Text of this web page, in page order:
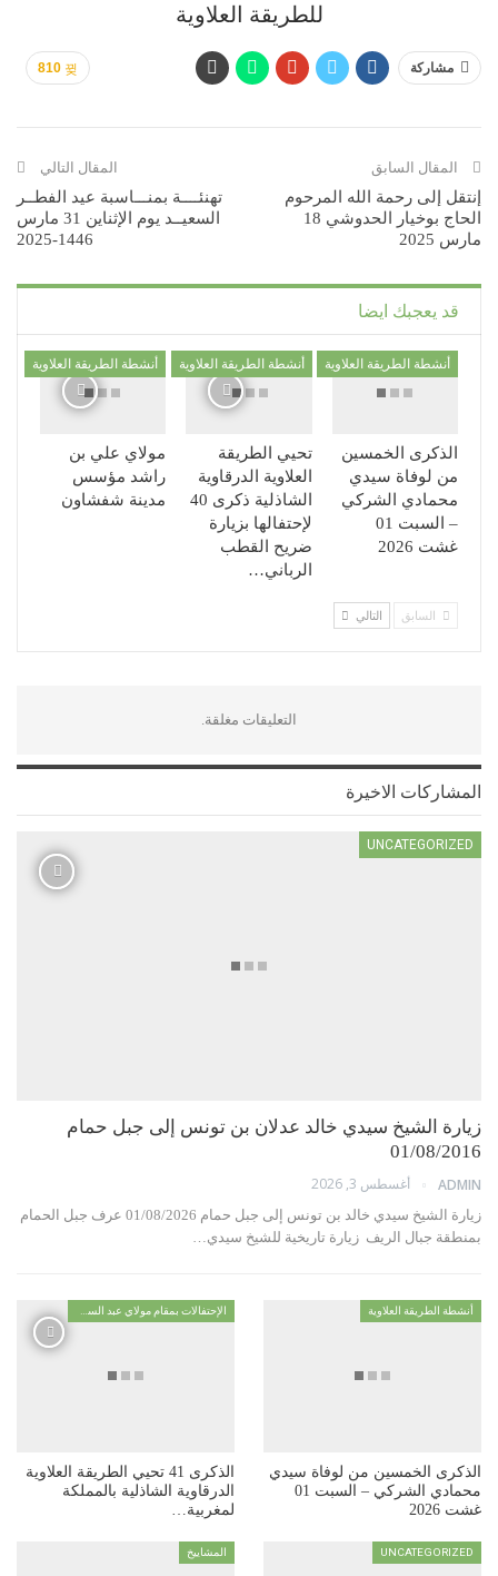
للطريقة العلاوية
810 مشاركة
المقال السابق
إنتقل إلى رحمة الله المرحوم
الحاج بوخيار الحدوشي 18
مارس 2025
المقال التالي
تهنئــــة بمنـــاسبة عيد الفطــر
السعيــد يوم الإثناين 31 مارس
1446-2025
قد يعجبك ايضا
أنشطة الطريقة العلاوية
الذكرى الخمسين
من لوفاة سيدي
محمادي الشركي
– السبت 01
غشت 2026
أنشطة الطريقة العلاوية
تحيي الطريقة
العلاوية الدرقاوية
الشاذلية ذكرى 40
لإحتفالها بزيارة
ضريح القطب
الرباني…
أنشطة الطريقة العلاوية
مولاي علي بن
راشد مؤسس
مدينة شفشاون
السابق التالي
التعليقات مغلقة.
المشاركات الاخيرة
UNCATEGORIZED
زيارة الشيخ سيدي خالد عدلان بن تونس إلى جبل حمام
01/08/2016
ADMIN أغسطس 3, 2026
زيارة الشيخ سيدي خالد بن تونس إلى جبل حمام 01/08/2026 عرف جبل الحمام
بمنطقة جبال الريف زيارة تاريخية للشيخ سيدي…
أنشطة الطريقة العلاوية
الذكرى الخمسين من لوفاة سيدي
محمادي الشركي – السبت 01
غشت 2026
الذكرى 41 تحيي الطريقة العلاوية
الدرقاوية الشاذلية بالمملكة
لمغربية…
UNCATEGORIZED المشاييخ